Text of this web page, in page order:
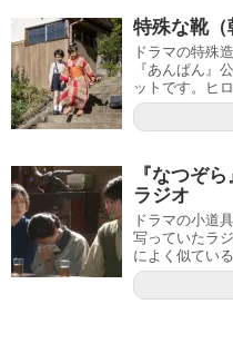
特殊な靴（
ドラマの特殊
『あんぱん』
ットです。ヒ
『なつぞ
ラジオ
ドラマの小道
写っていたラ
によく似てい